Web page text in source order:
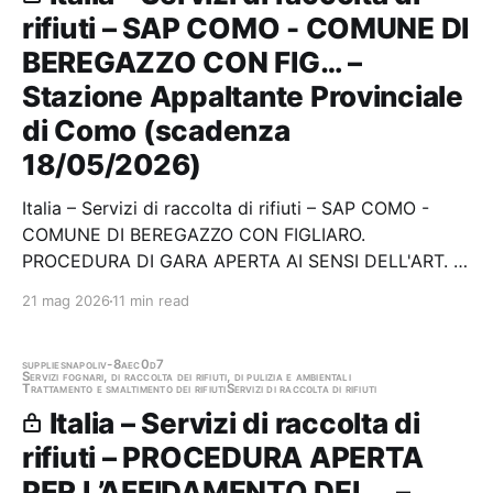
rifiuti – SAP COMO - COMUNE DI
BEREGAZZO CON FIG… –
Stazione Appaltante Provinciale
di Como (scadenza
18/05/2026)
Italia – Servizi di raccolta di rifiuti – SAP COMO -
COMUNE DI BEREGAZZO CON FIGLIARO.
PROCEDURA DI GARA APERTA AI SENSI DELL'ART. 71
SERVIZI DI RACCOLTA, TRASPORTO DI RIFIUTI
COMUNI DI BEREGAZZO CON FIGLIARO E…
21 mag 2026 11 min read
suppliesnapoliv-8aec0d7
Servizi fognari, di raccolta dei rifiuti, di pulizia e ambientali
Trattamento e smaltimento dei rifiutiServizi di raccolta di rifiuti
Italia – Servizi di raccolta di
rifiuti – PROCEDURA APERTA